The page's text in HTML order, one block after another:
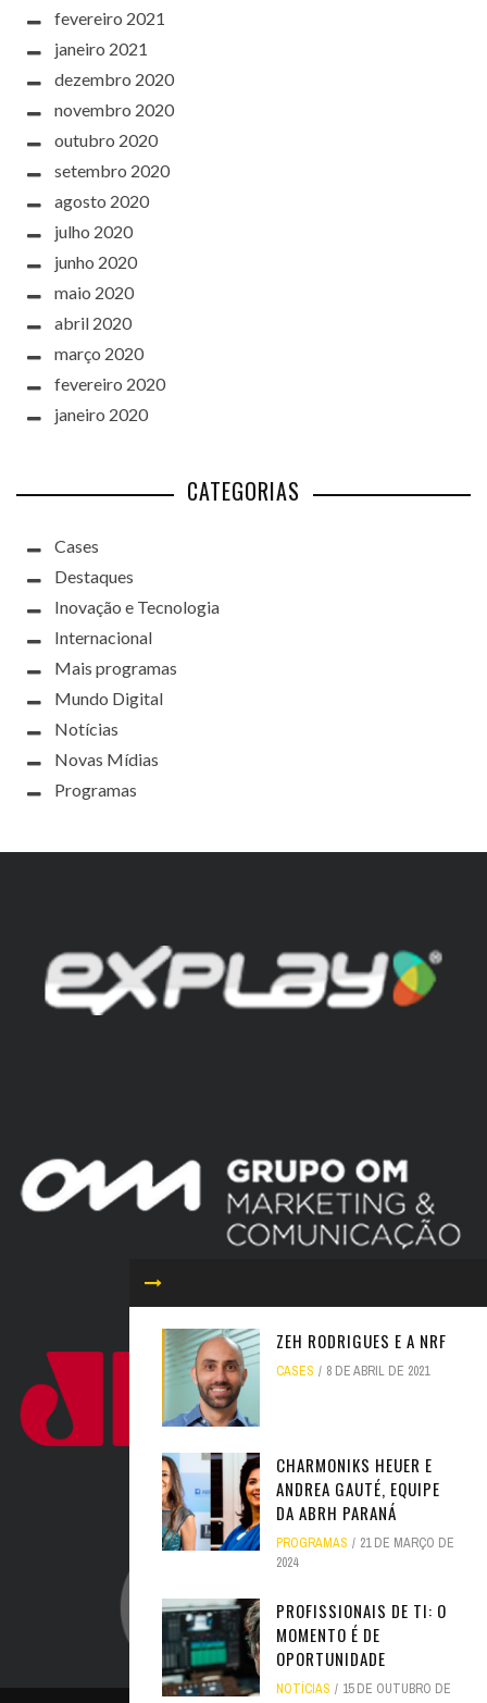
ZEH RODRIGUES E A NRF
CASES 8 DE ABRIL DE 2021
CHARMONIKS HEUER E
ANDREA GAUTÉ, EQUIPE
DA ABRH PARANÁ
PROGRAMAS
21 DE MARÇO DE
2024
PROFISSIONAIS DE TI: O
MOMENTO É DE
OPORTUNIDADE
NOTÍCIAS
15 DE OUTUBRO DE
fevereiro 2021
janeiro 2021
dezembro 2020
novembro 2020
outubro 2020
setembro 2020
agosto 2020
julho 2020
junho 2020
maio 2020
abril 2020
março 2020
fevereiro 2020
janeiro 2020
CATEGORIAS
Cases
Destaques
Inovação e Tecnologia
Internacional
Mais programas
Mundo Digital
Notícias
Novas Mídias
Programas